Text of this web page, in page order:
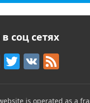
соц сетях
F T
itt
V
e
is operated as a